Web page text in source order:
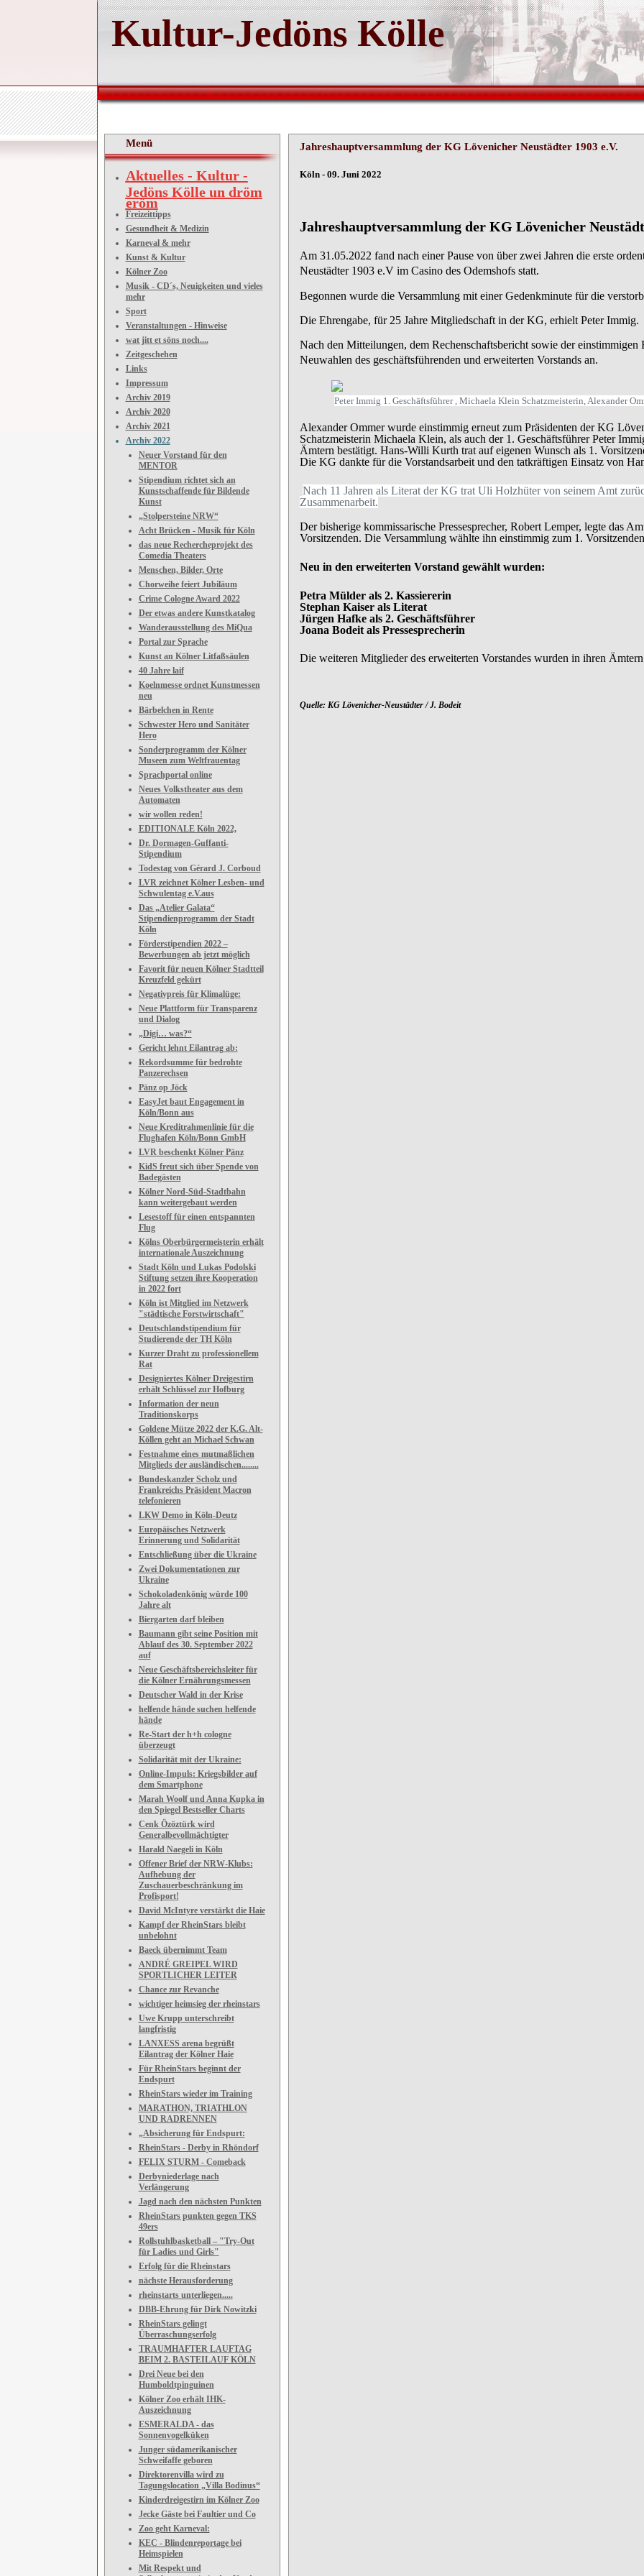
Kultur-Jedöns Kölle
Menü
Aktuelles - Kultur -
Jedöns Kölle un dröm
eröm
Freizeittipps
Gesundheit & Medizin
Karneval & mehr
Kunst & Kultur
Kölner Zoo
Musik - CD´s, Neuigkeiten und vieles
mehr
Sport
Veranstaltungen - Hinweise
wat jitt et söns noch....
Zeitgeschehen
Links
Impressum
Archiv 2019
Archiv 2020
Archiv 2021
Archiv 2022
Neuer Vorstand für den
MENTOR
Stipendium richtet sich an
Kunstschaffende für Bildende
Kunst
„Stolpersteine NRW“
Acht Brücken - Musik für Köln
das neue Rechercheprojekt des
Comedia Theaters
Menschen, Bilder, Orte
Chorweihe feiert Jubiläum
Crime Cologne Award 2022
Der etwas andere Kunstkatalog
Wanderausstellung des MiQua
Portal zur Sprache
Kunst an Kölner Litfaßsäulen
40 Jahre laif
Koelnmesse ordnet Kunstmessen
neu
Bärbelchen in Rente
Schwester Hero und Sanitäter
Hero
Sonderprogramm der Kölner
Museen zum Weltfrauentag
Sprachportal online
Neues Volkstheater aus dem
Automaten
wir wollen reden!
EDITIONALE Köln 2022,
Dr. Dormagen-Guffanti-
Stipendium
Todestag von Gérard J. Corboud
LVR zeichnet Kölner Lesben- und
Schwulentag e.V.aus
Das „Atelier Galata“
Stipendienprogramm der Stadt
Köln
Förderstipendien 2022 –
Bewerbungen ab jetzt möglich
Favorit für neuen Kölner Stadtteil
Kreuzfeld gekürt
Negativpreis für Klimalüge:
Neue Plattform für Transparenz
und Dialog
„Digi… was?“
Gericht lehnt Eilantrag ab:
Rekordsumme für bedrohte
Panzerechsen
Pänz op Jöck
EasyJet baut Engagement in
Köln/Bonn aus
Neue Kreditrahmenlinie für die
Flughafen Köln/Bonn GmbH
LVR beschenkt Kölner Pänz
KidS freut sich über Spende von
Badegästen
Kölner Nord-Süd-Stadtbahn
kann weitergebaut werden
Lesestoff für einen entspannten
Flug
Kölns Oberbürgermeisterin erhält
internationale Auszeichnung
Stadt Köln und Lukas Podolski
Stiftung setzen ihre Kooperation
in 2022 fort
Köln ist Mitglied im Netzwerk
"städtische Forstwirtschaft"
Deutschlandstipendium für
Studierende der TH Köln
Kurzer Draht zu professionellem
Rat
Designiertes Kölner Dreigestirn
erhält Schlüssel zur Hofburg
Information der neun
Traditionskorps
Goldene Mütze 2022 der K.G. Alt-
Köllen geht an Michael Schwan
Festnahme eines mutmaßlichen
Mitglieds der ausländischen........
Bundeskanzler Scholz und
Frankreichs Präsident Macron
telefonieren
LKW Demo in Köln-Deutz
Europäisches Netzwerk
Erinnerung und Solidarität
Entschließung über die Ukraine
Zwei Dokumentationen zur
Ukraine
Schokoladenkönig würde 100
Jahre alt
Biergarten darf bleiben
Baumann gibt seine Position mit
Ablauf des 30. September 2022
auf
Neue Geschäftsbereichsleiter für
die Kölner Ernährungsmessen
Deutscher Wald in der Krise
helfende hände suchen helfende
hände
Re-Start der h+h cologne
überzeugt
Solidarität mit der Ukraine:
Online-Impuls: Kriegsbilder auf
dem Smartphone
Marah Woolf und Anna Kupka in
den Spiegel Bestseller Charts
Cenk Özöztürk wird
Generalbevollmächtigter
Harald Naegeli in Köln
Offener Brief der NRW-Klubs:
Aufhebung der
Zuschauerbeschränkung im
Profisport!
David McIntyre verstärkt die Haie
Kampf der RheinStars bleibt
unbelohnt
Baeck übernimmt Team
ANDRÉ GREIPEL WIRD
SPORTLICHER LEITER
Chance zur Revanche
wichtiger heimsieg der rheinstars
Uwe Krupp unterschreibt
langfristig
LANXESS arena begrüßt
Eilantrag der Kölner Haie
Für RheinStars beginnt der
Endspurt
RheinStars wieder im Training
MARATHON, TRIATHLON
UND RADRENNEN
„Absicherung für Endspurt:
RheinStars - Derby in Rhöndorf
FELIX STURM - Comeback
Derbyniederlage nach
Verlängerung
Jagd nach den nächsten Punkten
RheinStars punkten gegen TKS
49ers
Rollstuhlbasketball – "Try-Out
für Ladies und Girls"
Erfolg für die Rheinstars
nächste Herausforderung
rheinstarts unterliegen.....
DBB-Ehrung für Dirk Nowitzki
RheinStars gelingt
Überraschungserfolg
TRAUMHAFTER LAUFTAG
BEIM 2. BASTEILAUF KÖLN
Drei Neue bei den
Humboldtpinguinen
Kölner Zoo erhält IHK-
Auszeichnung
ESMERALDA - das
Sonnenvogelküken
Junger südamerikanischer
Schweifaffe geboren
Direktorenvilla wird zu
Tagungslocation „Villa Bodinus“
Kinderdreigestirn im Kölner Zoo
Jecke Gäste bei Faultier und Co
Zoo geht Karneval:
KEC - Blindenreportage bei
Heimspielen
Mit Respekt und
Jahreshauptversammlung der KG Lövenicher Neustädter 1903 e.V.
Köln - 09. Juni 2022
Jahreshauptversammlung der KG Lövenicher
Am 31.05.2022 fand nach einer Pause von über zwei Jahren die erste
Neustädter 1903 e.V im Casino des Odemshofs statt.
Begonnen wurde die Versammlung mit einer Gedenkminute für die
Die Ehrengabe, für 25 Jahre Mitgliedschaft in der KG, erhielt Peter Immig.
Nach den Mitteilungen, dem Rechenschaftsbericht sowie der einstimmigen
Neuwahlen des geschäftsführenden und erweiterten Vorstands an.
Peter Immig 1. Geschäftsführer , Michaela Klein Schatzmeisterin, Alexander
Alexander Ommer wurde einstimmig erneut zum Präsidenten der KG
Schatzmeisterin Michaela Klein, als auch der 1. Geschäftsführer Peter
Ämtern bestätigt. Hans-Willi Kurth trat auf eigenen Wunsch als 1.
Die KG dankte für die Vorstandsarbeit und den tatkräftigen Einsatz von
Nach 11 Jahren als Literat der KG trat Uli Holzhüter von seinem Amt
Zusammenarbeit.
Der bisherige kommissarische Pressesprecher, Robert Lemper, legte das
Vorsitzenden. Die Versammlung wählte ihn einstimmig zum 1.
Neu in den erweiterten Vorstand gewählt wurden:
Petra Mülder als 2. Kassiererin
Stephan Kaiser als Literat
Jürgen Hafke als 2. Geschäftsführer
Joana Bodeit als Pressesprecherin
Die weiteren Mitglieder des erweiterten Vorstandes wurden in ihren Ämtern
Quelle: KG Lövenicher-Neustädter / J. Bodeit